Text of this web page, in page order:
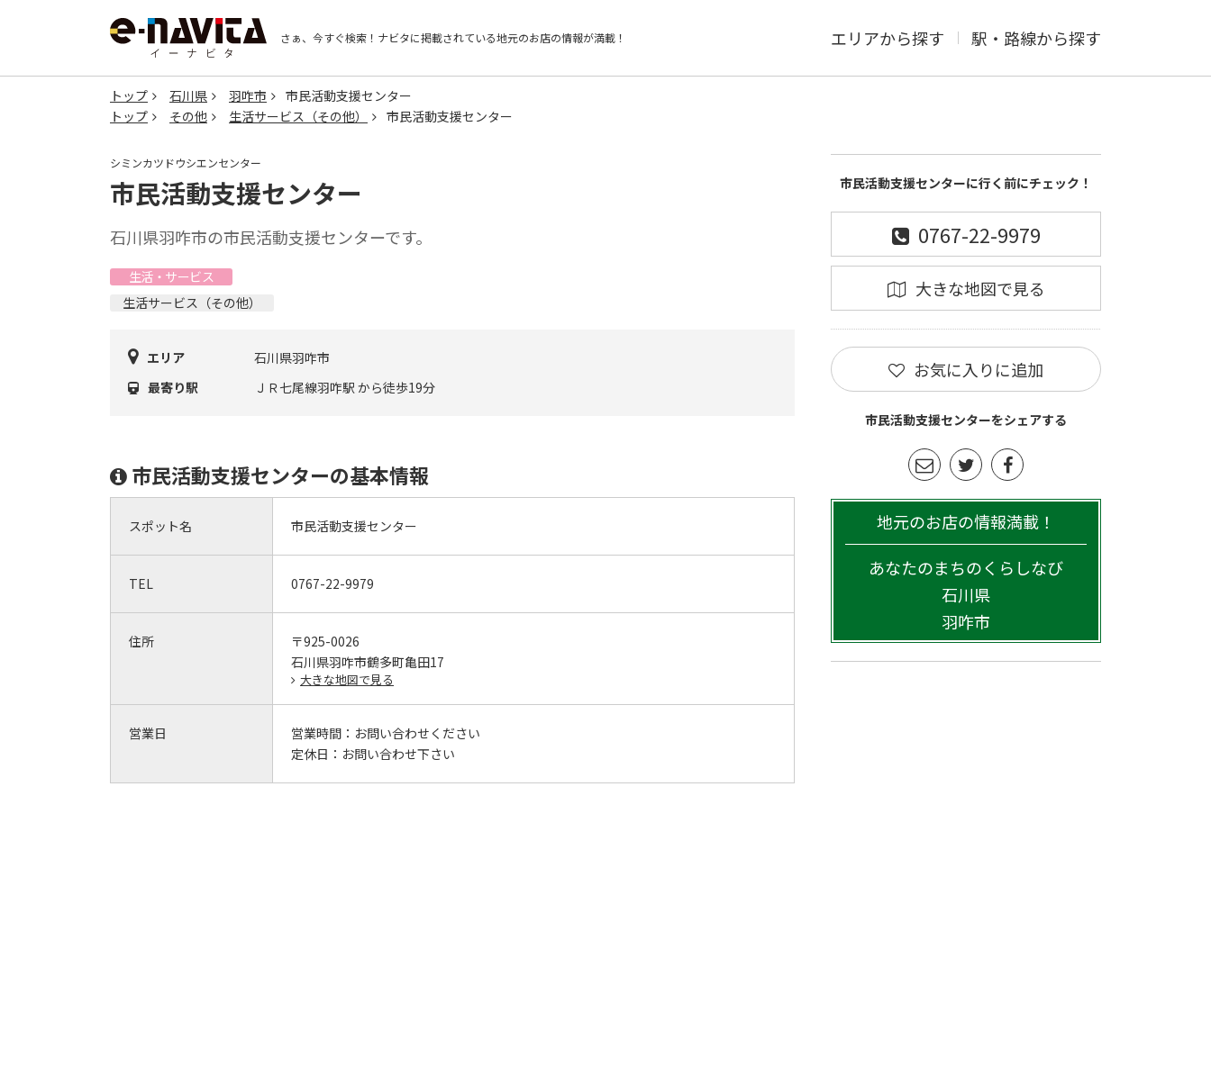
さぁ、今すぐ検索！ ナビタに掲載されている地元のお店の情報が満載！ エリアから探す 駅・路線から探す
トップ 石川県 羽咋市
市民活動支援センター
トップ
その他 生活サービス（その他） 市民活動支援センター
シミンカツドウシエンセンター
市民活動支援センター
石川県羽咋市の市民活動支援センターです。
生活・サービス
生活サービス（その他）
エリア
石川県羽咋市
最寄り駅
ＪＲ七尾線羽咋駅 から徒歩19分
市民活動支援センターの基本情報
スポット名 市民活動支援センター
TEL 0767-22-9979
住所
〒925-0026
石川県羽咋市鶴多町亀田17
大きな地図で見る
営業日 営業時間： お問い合わせください
定休日： お問い合わせ下さい
市民活動支援センターに行く前にチェック！
0767-22-9979
大きな地図で見る
お気に入りに追加
市民活動支援センターをシェアする
地元のお店の情報満載！
あなたのまちのくらしなび
石川県
羽咋市